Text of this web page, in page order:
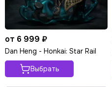
от 6 999 ₽
Dan Heng - Honkai: Star Rail
Выбрать